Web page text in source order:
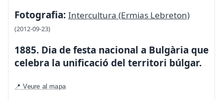
Fotografia: Intercultura (Ermias Lebreton)
(2012-09-23)
1885. Dia de festa nacional a Bulgària que
celebra la unificació del territori búlgar.
📍 Veure al mapa